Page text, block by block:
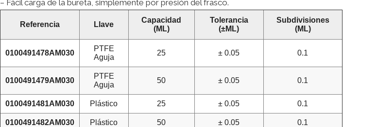
– Fácil carga de la bureta, simplemente por presión del frasco.
Referencia Llave
Capacidad
(ML)
Tolerancia
(±ML)
Subdivisiones
(ML)
0100491478AM030
PTFE
Aguja
25 ± 0.05 0.1
0100491479AM030
PTFE
Aguja
50 ± 0.05 0.1
0100491481AM030 Plástico 25 ± 0.05 0.1
0100491482AM030 Plástico 50 ± 0.05 0.1